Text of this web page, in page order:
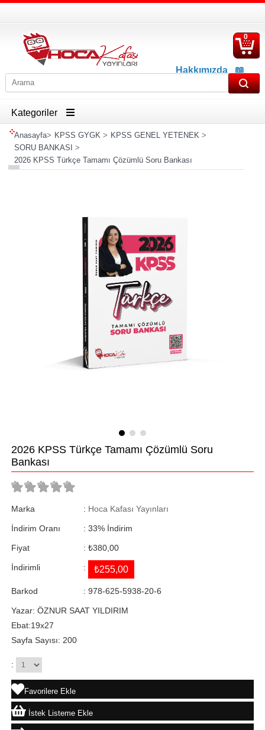
Hakkımızda
📖
İletişim
0
Kategoriler
Anasayfa> KPSS GYGK> KPSS GENEL YETENEK>
SORU BANKASI >
2026 KPSS Türkçe Tamamı Çözümlü Soru Bankası
2026 KPSS Türkçe Tamamı Çözümlü Soru
Bankası
Marka : Hoca Kafası Yayınları
İndirim Oranı : %
33 İndirim
Fiyat : ₺380,00
İndirimli : ₺255,00
Barkod : 978-625-5938-20-6
Yazar: ÖZNUR SAAT YILDIRIM
Ebat:19x27
Sayfa Sayısı: 200
:
Favorilere Ekle
İstek Listeme Ekle